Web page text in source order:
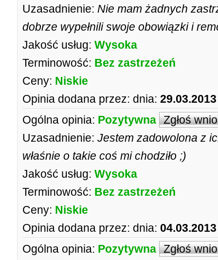
Uzasadnienie: Nie mam żadnych
dobrze wypełnili swoje obowiązki i
Jakość usług: Wysoka
Terminowość: Bez zastrzeżeń
Ceny: Niskie
Opinia dodana przez: dnia:
Ogólna opinia: Pozytywna Zgłoś
Uzasadnienie: Jestem zadowolona z
właśnie o takie coś mi chodziło ;)
Jakość usług: Wysoka
Terminowość: Bez zastrzeżeń
Ceny: Niskie
Opinia dodana przez: dnia:
Ogólna opinia: Pozytywna Zgłoś